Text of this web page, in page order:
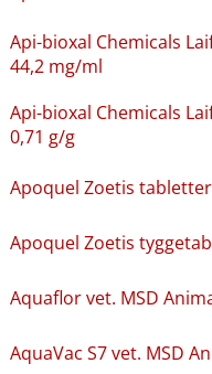
Api-bioxal Chemicals
44,2 mg/ml
Api-bioxal Chemicals
0,71 g/g
Apoquel Zoetis tabletter
Apoquel Zoetis
Aquaflor vet. MSD
AquaVac S7 vet. MSD